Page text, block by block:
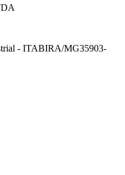
- ITABIRA/MG35903-